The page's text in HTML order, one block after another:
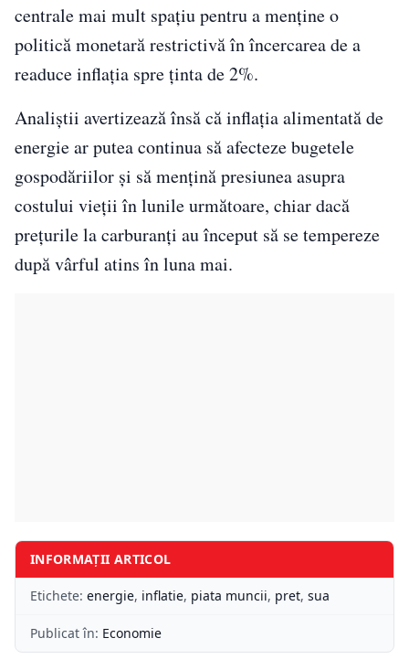
centrale mai mult spațiu pentru a menține o
politică monetară restrictivă în încercarea de a
readuce inflația spre ținta de 2%.
Analiștii avertizează însă că inflația alimentată de
energie ar putea continua să afecteze bugetele
gospodăriilor și să mențină presiunea asupra
costului vieții în lunile următoare, chiar dacă
prețurile la carburanți au început să se tempereze
după vârful atins în luna mai.
INFORMAȚII ARTICOL
Etichete: energie, inflatie, piata muncii, pret, sua
Publicat în: Economie